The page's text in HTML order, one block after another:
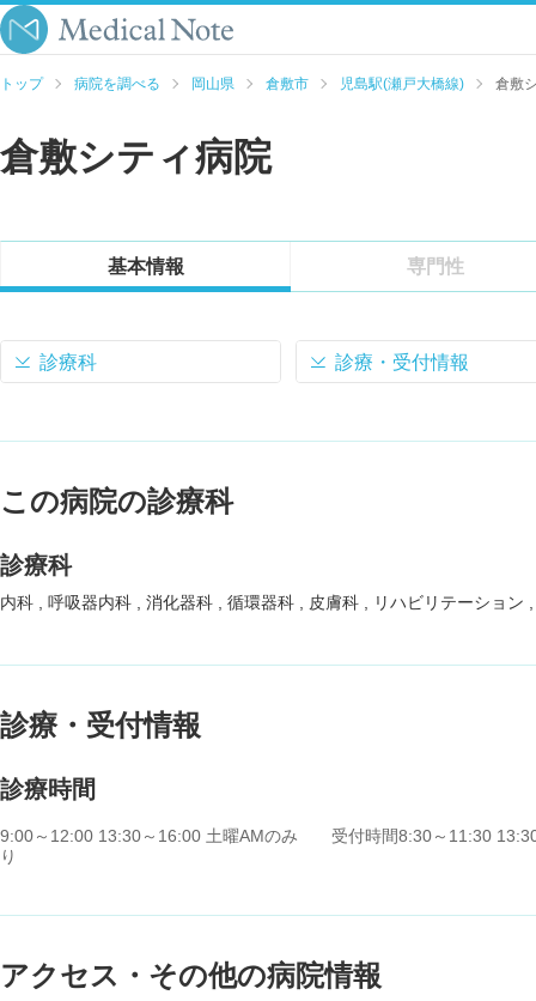
トップ 病院を調べる 岡山県 倉敷市 児島駅(瀬戸大橋線) 倉敷
倉敷シティ病院
基本情報 専門性
診療科 診療・受付情報
この病院の診療科
診療科
内科 呼吸器内科 消化器科 循環器科 皮膚科 リハビリテーション
診療・受付情報
診療時間
9:00～12:00 13:30～16:00 土曜AMのみ 受付時間8:30～11:30
り
アクセス・その他の病院情報